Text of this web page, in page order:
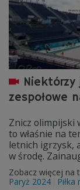
Niektórzy
zespołowe
Znicz olimpijski
to właśnie na
letnich igrzysk,
w środę.
Zobacz więcej na
Paryż 2024
Piłka